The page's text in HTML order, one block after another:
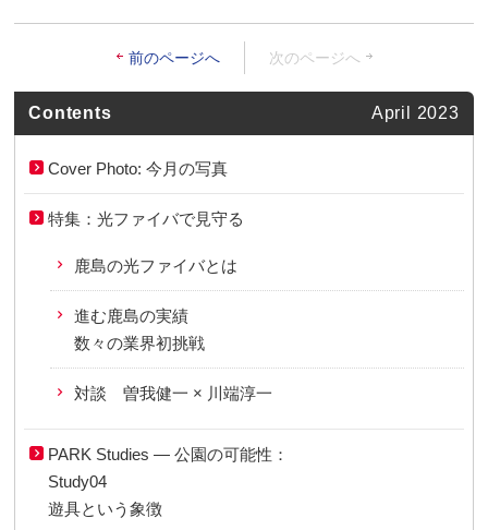
前のページへ 次のページへ
Contents April 2023
Cover Photo: 今月の写真
特集：光ファイバで見守る
鹿島の光ファイバとは
進む鹿島の実績
数々の業界初挑戦
対談 曽我健一 × 川端淳一
PARK Studies ― 公園の可能性：
Study04
遊具という象徴